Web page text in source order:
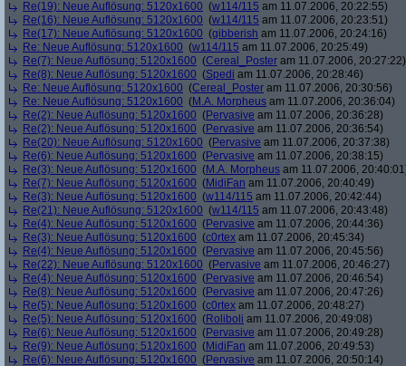
Re(19): Neue Auflösung: 5120x1600 (w114/115 am 11.07.2006, 20:22:55)
Re(16): Neue Auflösung: 5120x1600 (w114/115 am 11.07.2006, 20:23:51)
Re(17): Neue Auflösung: 5120x1600 (gibberish am 11.07.2006, 20:24:16)
Re: Neue Auflösung: 5120x1600 (w114/115 am 11.07.2006, 20:25:49)
Re(7): Neue Auflösung: 5120x1600 (Cereal_Poster am 11.07.2006, 20:27:22)
Re(8): Neue Auflösung: 5120x1600 (Spedi am 11.07.2006, 20:28:46)
Re: Neue Auflösung: 5120x1600 (Cereal_Poster am 11.07.2006, 20:30:56)
Re: Neue Auflösung: 5120x1600 (M.A. Morpheus am 11.07.2006, 20:36:04)
Re(2): Neue Auflösung: 5120x1600 (Pervasive am 11.07.2006, 20:36:28)
Re(2): Neue Auflösung: 5120x1600 (Pervasive am 11.07.2006, 20:36:54)
Re(20): Neue Auflösung: 5120x1600 (Pervasive am 11.07.2006, 20:37:38)
Re(6): Neue Auflösung: 5120x1600 (Pervasive am 11.07.2006, 20:38:15)
Re(3): Neue Auflösung: 5120x1600 (M.A. Morpheus am 11.07.2006,
Re(7): Neue Auflösung: 5120x1600 (MidiFan am 11.07.2006, 20:40:49)
Re(3): Neue Auflösung: 5120x1600 (w114/115 am 11.07.2006, 20:42:44)
Re(21): Neue Auflösung: 5120x1600 (w114/115 am 11.07.2006, 20:43:48)
Re(4): Neue Auflösung: 5120x1600 (Pervasive am 11.07.2006, 20:44:36)
Re(3): Neue Auflösung: 5120x1600 (c0rtex am 11.07.2006, 20:45:34)
Re(4): Neue Auflösung: 5120x1600 (Pervasive am 11.07.2006, 20:45:56)
Re(22): Neue Auflösung: 5120x1600 (Pervasive am 11.07.2006, 20:46:27)
Re(4): Neue Auflösung: 5120x1600 (Pervasive am 11.07.2006, 20:46:54)
Re(8): Neue Auflösung: 5120x1600 (Pervasive am 11.07.2006, 20:47:26)
Re(5): Neue Auflösung: 5120x1600 (c0rtex am 11.07.2006, 20:48:27)
Re(5): Neue Auflösung: 5120x1600 (Roliboli am 11.07.2006, 20:49:08)
Re(6): Neue Auflösung: 5120x1600 (Pervasive am 11.07.2006, 20:49:28)
Re(9): Neue Auflösung: 5120x1600 (MidiFan am 11.07.2006, 20:49:53)
Re(6): Neue Auflösung: 5120x1600 (Pervasive am 11.07.2006, 20:50:14)